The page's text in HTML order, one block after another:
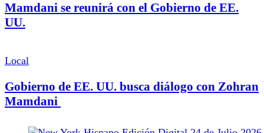
Mamdani se reunirá con el Gobierno de EE.
UU.
Local
Gobierno de EE. UU. busca diálogo con Zohran
Mamdani